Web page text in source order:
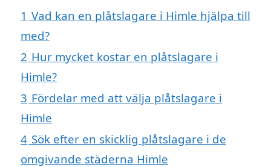
1 Vad kan en plåtslagare i Himle hjälpa till
med?
2 Hur mycket kostar en plåtslagare i
Himle?
3 Fördelar med att välja plåtslagare i
Himle
4 Sök efter en skicklig plåtslagare i de
omgivande städerna Himle